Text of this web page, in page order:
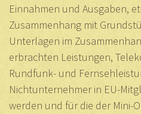
Einnahmen und Ausgaben,
Zusammenhang mit
Unterlagen im
erbrachten Leistungen,
Rundfunk- und
Nichtunternehmer in EU-
werden und für die der Mini-